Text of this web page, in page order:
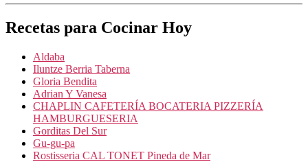
Recetas para Cocinar Hoy
Aldaba
Iluntze Berria Taberna
Gloria Bendita
Adrian Y Vanesa
CHAPLIN CAFETERÍA BOCATERIA PIZZERÍA
HAMBURGUESERIA
Gorditas Del Sur
Gu-gu-pa
Rostisseria CAL TONET Pineda de Mar